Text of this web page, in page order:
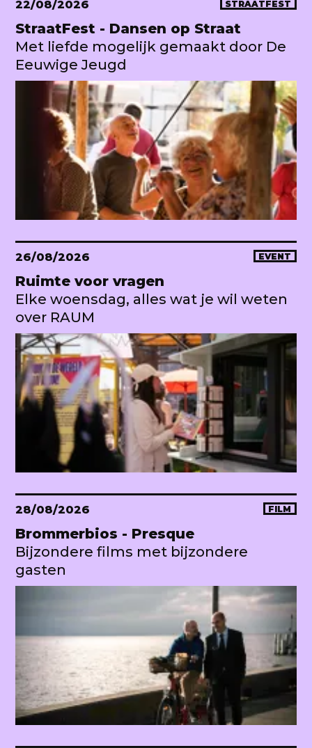
22/08/2026 STRAATFEST
StraatFest - Dansen op Straat
Met liefde mogelijk gemaakt door De
Eeuwige Jeugd
26/08/2026 EVENT
Ruimte voor vragen
Elke woensdag, alles wat je wil weten
over RAUM
28/08/2026 FILM
Brommerbios - Presque
Bijzondere films met bijzondere
gasten